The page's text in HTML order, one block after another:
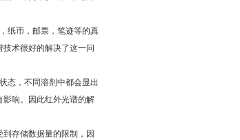
纸币，邮票，笔迹等的真
术很好的解决了这一问
态，不同溶剂中都会显出
响。因此红外光谱的解
存储数据量的限制，因